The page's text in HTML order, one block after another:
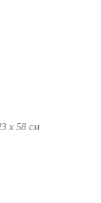
х 58 см